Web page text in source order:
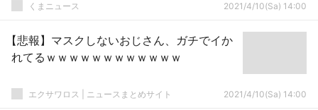
くまニュース 2021/4/10(Sa) 14:00
【悲報】マスクしないおじさん、ガチでイか
れてるｗｗｗｗｗｗｗｗｗｗｗｗ
エクサワロス | ニュースまとめサイト 2021/4/10(Sa) 14:00